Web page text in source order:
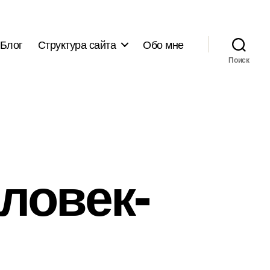
Блог Структура сайта Обо мне
Поиск